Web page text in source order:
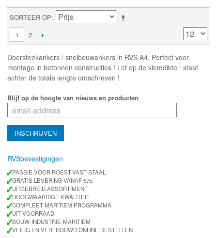
SORTEER OP
1
2
Doorsteekankers / snelbouwankers in RVS A4. Perfect voor
montage in betonnen constructies ! Let op de klemdikte : staat
achter de totale lengte omschreven !
Blijf op de hoogte van nieuws en producten
RVSbevestigingen
✓PASSIE VOOR ROEST-VAST-STAAL
✓GRATIS LEVERING VANAF €75.-
✓UITGEBREID ASSORTIMENT
✓HOOGWAARDIGE KWALITEIT
✓COMPLEET MARITIEM PROGRAMMA
✓UIT VOORRAAD!
✓BOUW-INDUSTRIE-MARITIEM
✓VEILIG EN VERTROUWD ONLINE BESTELLEN